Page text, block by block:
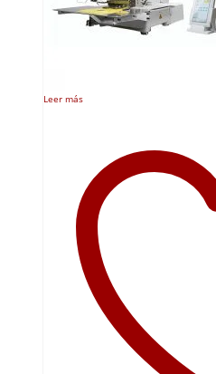
Leer más